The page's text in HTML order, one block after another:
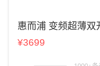
惠而浦 变频超薄双
¥3699